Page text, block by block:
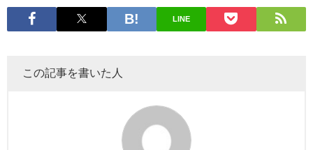
LINE
この記事を書いた人